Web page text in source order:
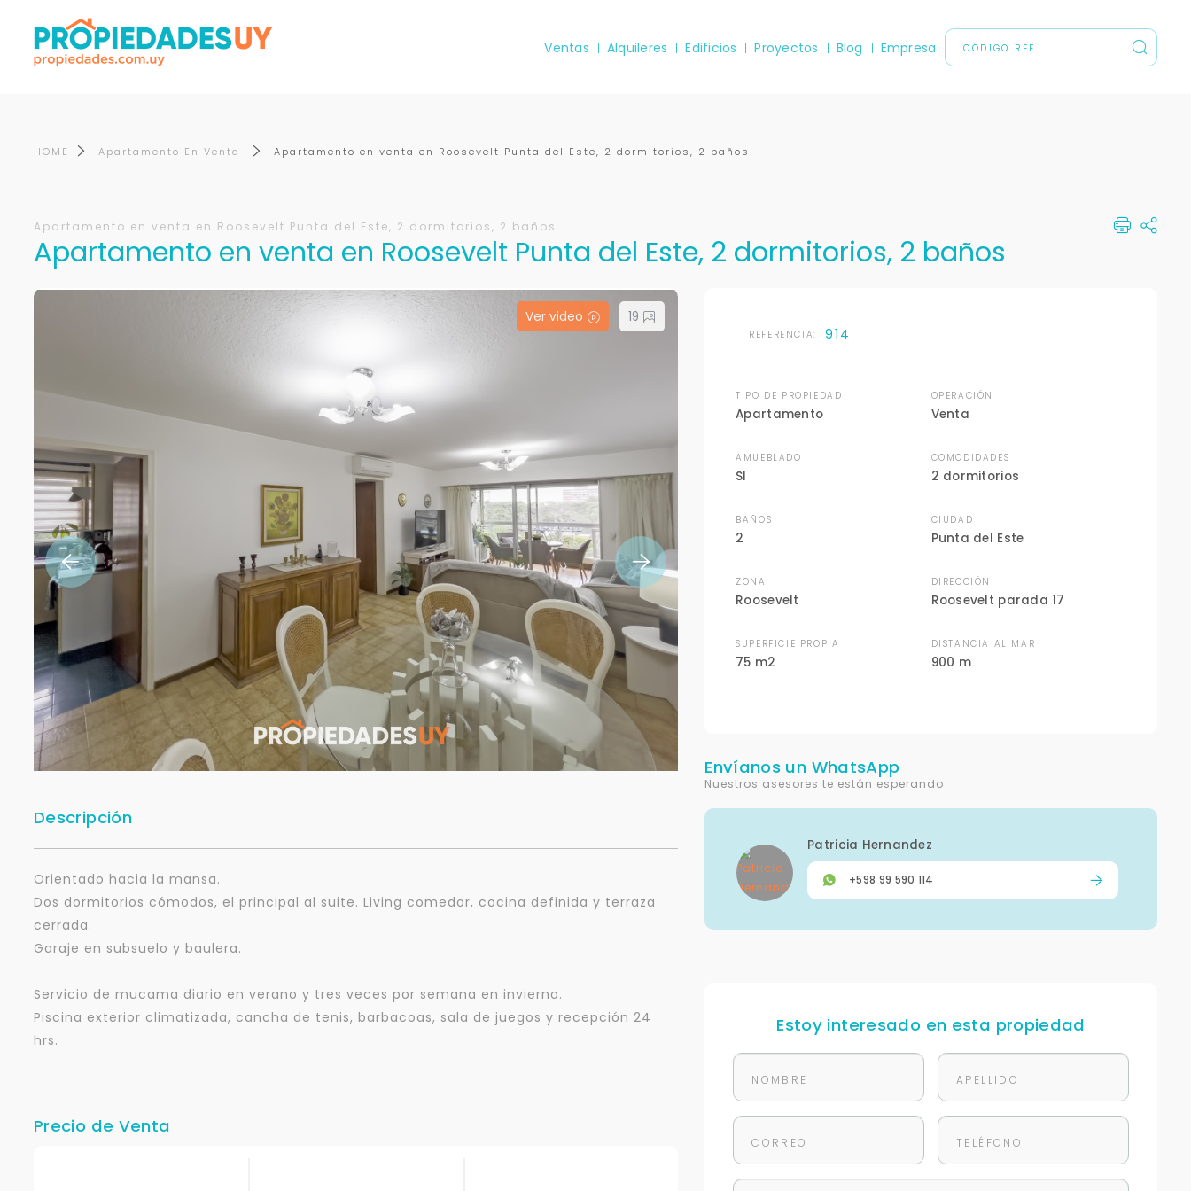
Ventas Alquileres Edificios Proyectos Blog Empresa
HOME Apartamento En Venta Apartamento en venta en Roosevelt Punta del Este, 2 dormitorios, 2 baños
Apartamento en venta en Roosevelt Punta del Este, 2 dormitorios, 2 baños
Apartamento en venta en Roosevelt Punta del Este, 2 dormitorios, 2 baños
Ver video 19
Descripción
Orientado hacia la mansa.
Dos dormitorios cómodos, el principal al suite. Living comedor, cocina definida y terraza
cerrada.
Garaje en subsuelo y baulera.
Servicio de mucama diario en verano y tres veces por semana en invierno.
Piscina exterior climatizada, cancha de tenis, barbacoas, sala de juegos y recepción 24
hrs.
Precio de Venta
REFERENCIA: 914
TIPO DE PROPIEDAD
Apartamento
OPERACIÓN
Venta
AMUEBLADO
SI
COMODIDADES
2 dormitorios
BAÑOS
2
CIUDAD
Punta del Este
ZONA
Roosevelt
DIRECCIÓN
Roosevelt parada 17
SUPERFICIE PROPIA
75 m2
DISTANCIA AL MAR
900 m
Envíanos un WhatsApp
Nuestros asesores te están esperando
Patricia Hernandez
+598 99 590 114
Estoy interesado en esta propiedad